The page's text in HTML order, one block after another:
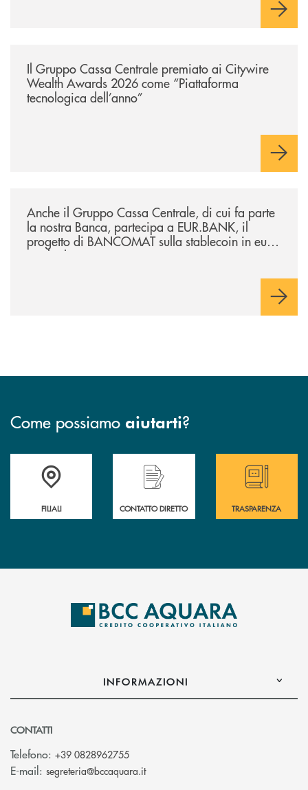
Il Gruppo Cassa Centrale premiato ai Citywire
Wealth Awards 2026 come “Piattaforma
tecnologica dell’anno”
Anche il Gruppo Cassa Centrale, di cui fa parte
la nostra Banca, partecipa a EUR.BANK, il
progetto di BANCOMAT sulla stablecoin in euro
e sul relativo ecosistema
Come possiamo aiutarti?
Trova la filiale più vicina a te
FILIALI
Hai bisogno di assistenza immediata ?
CONTATTO DIRETTO
Hai bisogno di
TRASPARENZA
INFORMAZIONI
CONTATTI
Telefono: +39 0828962755
E-mail: segreteria@bccaquara.it(si apre l’app di posta elettronica)